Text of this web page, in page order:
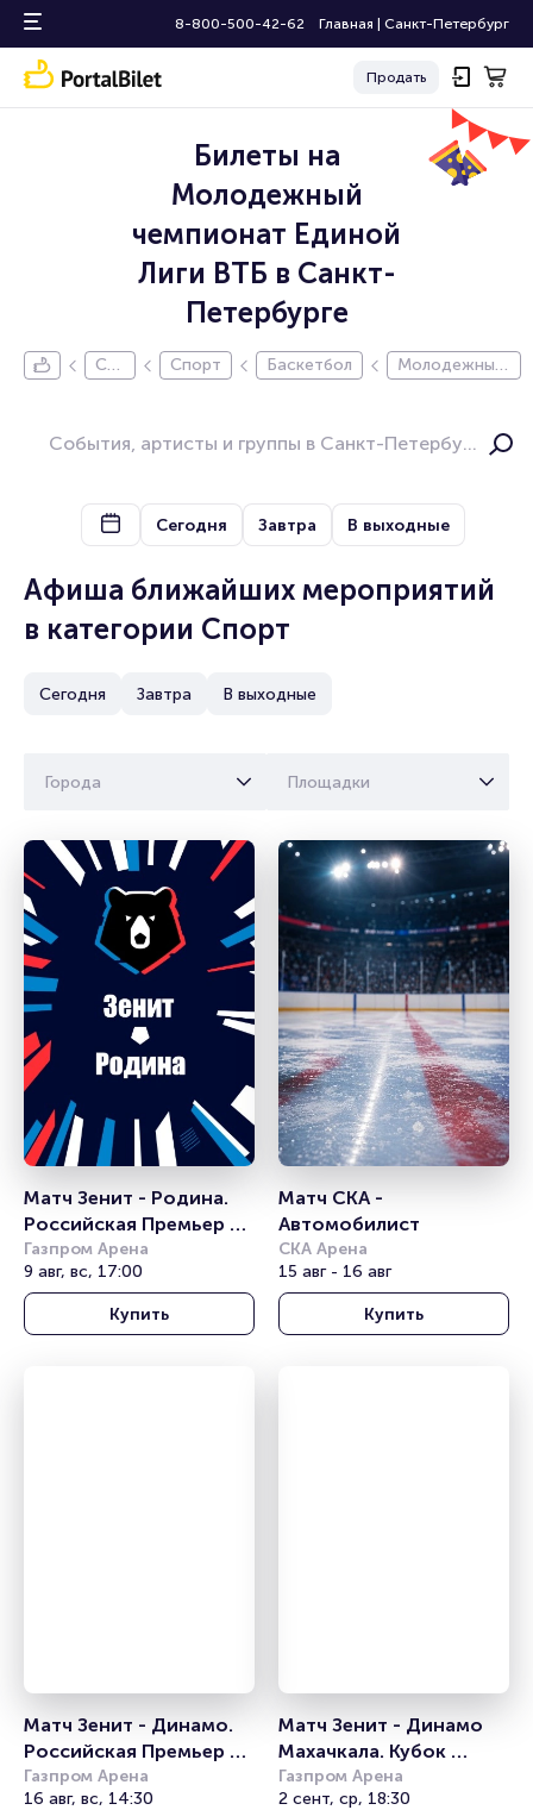
8-800-500-42-62 Главная Санкт-Петербург
Продать
Билеты на
Молодежный
чемпионат Единой
Лиги ВТБ в Санкт-
Петербурге
Са
бур
Спорт Баскетбол
Молодежный
Сегодня Завтра В выходные
Афиша ближайших мероприятий
в категории Спорт
Сегодня Завтра В выходные
Города Площадки
Матч Зенит - Родина.
Российская Премьер
Лига
Газпром Арена
9 авг, вс, 17:00
Купить
Матч СКА -
Автомобилист
СКА Арена
15 авг - 16 авг
Купить
Матч Зенит - Динамо.
Российская Премьер
Лига
Газпром Арена
16 авг, вс, 14:30
Матч Зенит - Динамо
Махачкала. Кубок
России
Газпром Арена
2 сент, ср, 18:30